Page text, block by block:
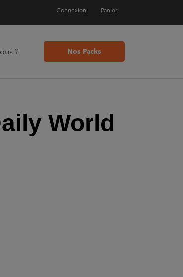
Panier
Connexion
? Nos Packs
World